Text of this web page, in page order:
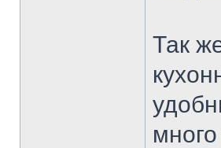
Так